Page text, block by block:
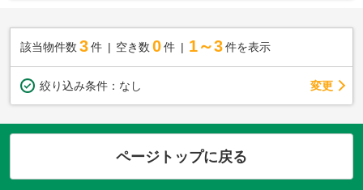
該当物件数 3件 空き数 0 件 1～3 件を表示
絞り込み条件： なし 変更
ページトップに戻る